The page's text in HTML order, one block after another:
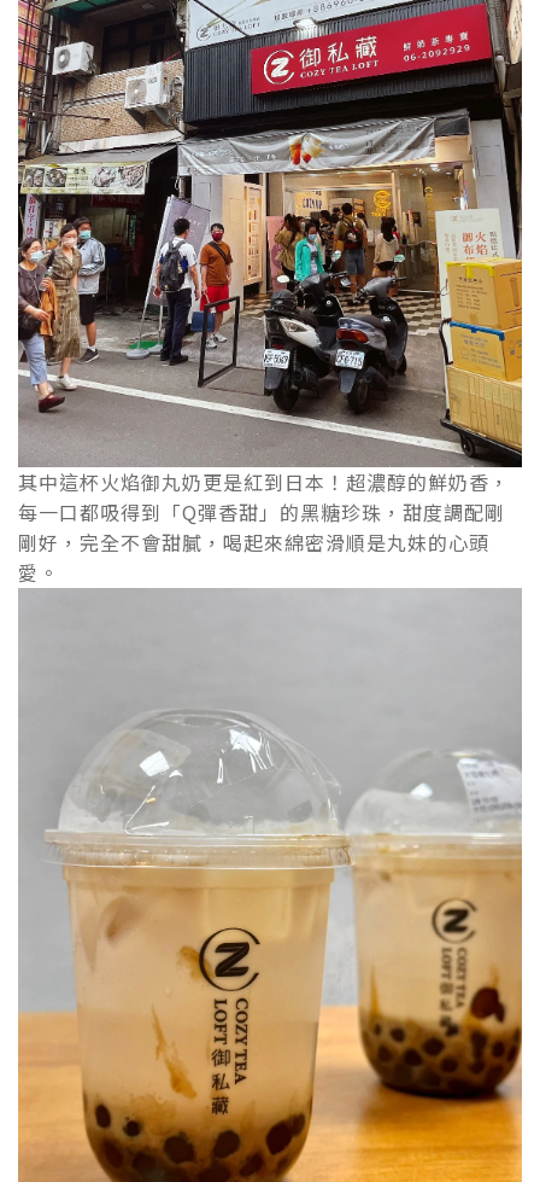
其中這杯火焰御丸奶更是紅到日本！超濃醇的鮮奶香，
每一口都吸得到「Q彈香甜」的黑糖珍珠，甜度調配剛
剛好，完全不會甜膩，喝起來綿密滑順是丸妹的心頭
愛。